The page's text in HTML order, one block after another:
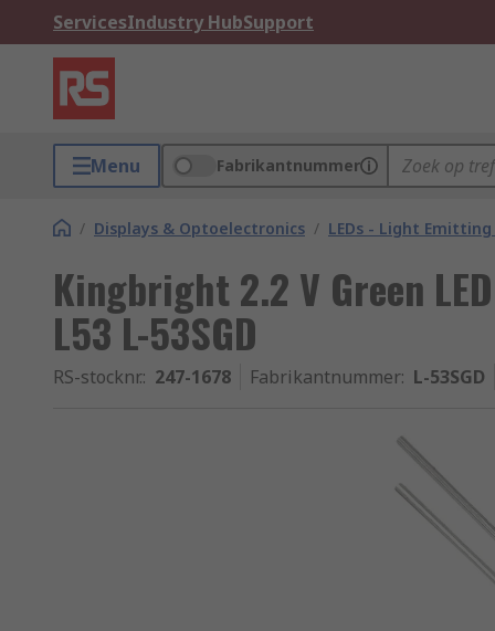
ServicesIndustry HubSupport
Menu Fabrikantnummer
/ Displays & Optoelectronics / LEDs - Light
Kingbright 2.2 V Green
L53 L-53SGD
RS-stocknr.: 247-1678 Fabrikantnummer: L-53SGD